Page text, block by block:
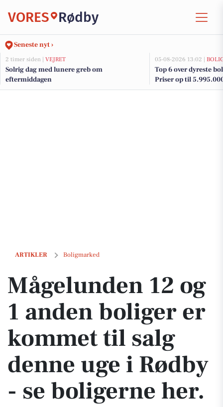
VORES Rødby
Seneste nyt ›
2 timer siden | VEJRET
Solrig dag med lunere greb om
eftermiddagen
05-08-2026 13:02 |
Top 6 over dyreste
Priser op til
ARTIKLER Boligmarked
Mågelunden 12 og 1 anden boliger er kommet til salg denne uge i
Mågelunden 12 og
1 anden boliger er
kommet til salg
denne uge i Rødby
- se boligerne her.